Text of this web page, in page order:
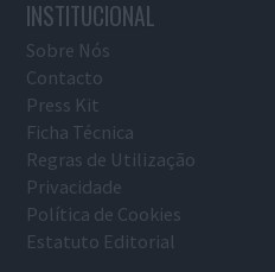
INSTITUCIONAL
Sobre Nós
Contacto
Press Kit
Ficha Técnica
Regras de Utilização
Privacidade
Política de Cookies
Estatuto Editorial